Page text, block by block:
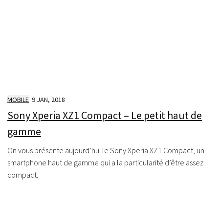
MOBILE 9 JAN, 2018
Sony Xperia XZ1 Compact – Le petit haut de
gamme
On vous présente aujourd’hui le Sony Xperia XZ1 Compact, un
smartphone haut de gamme qui a la particularité d’être assez
compact.